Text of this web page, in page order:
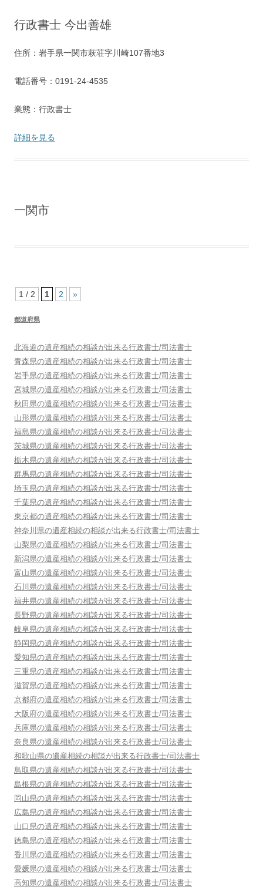
行政書士 今出善雄
住所：岩手県一関市萩荘字川崎107番地3
電話番号：0191-24-4535
業態：行政書士
詳細を見る
一関市
1 / 2 1 2 »
都道府県
北海道の遺産相続の相談が出来る行政書士/司法書士
青森県の遺産相続の相談が出来る行政書士/司法書士
岩手県の遺産相続の相談が出来る行政書士/司法書士
宮城県の遺産相続の相談が出来る行政書士/司法書士
秋田県の遺産相続の相談が出来る行政書士/司法書士
山形県の遺産相続の相談が出来る行政書士/司法書士
福島県の遺産相続の相談が出来る行政書士/司法書士
茨城県の遺産相続の相談が出来る行政書士/司法書士
栃木県の遺産相続の相談が出来る行政書士/司法書士
群馬県の遺産相続の相談が出来る行政書士/司法書士
埼玉県の遺産相続の相談が出来る行政書士/司法書士
千葉県の遺産相続の相談が出来る行政書士/司法書士
東京都の遺産相続の相談が出来る行政書士/司法書士
神奈川県の遺産相続の相談が出来る行政書士/司法書士
山梨県の遺産相続の相談が出来る行政書士/司法書士
新潟県の遺産相続の相談が出来る行政書士/司法書士
富山県の遺産相続の相談が出来る行政書士/司法書士
石川県の遺産相続の相談が出来る行政書士/司法書士
福井県の遺産相続の相談が出来る行政書士/司法書士
長野県の遺産相続の相談が出来る行政書士/司法書士
岐阜県の遺産相続の相談が出来る行政書士/司法書士
静岡県の遺産相続の相談が出来る行政書士/司法書士
愛知県の遺産相続の相談が出来る行政書士/司法書士
三重県の遺産相続の相談が出来る行政書士/司法書士
滋賀県の遺産相続の相談が出来る行政書士/司法書士
京都府の遺産相続の相談が出来る行政書士/司法書士
大阪府の遺産相続の相談が出来る行政書士/司法書士
兵庫県の遺産相続の相談が出来る行政書士/司法書士
奈良県の遺産相続の相談が出来る行政書士/司法書士
和歌山県の遺産相続の相談が出来る行政書士/司法書士
鳥取県の遺産相続の相談が出来る行政書士/司法書士
島根県の遺産相続の相談が出来る行政書士/司法書士
岡山県の遺産相続の相談が出来る行政書士/司法書士
広島県の遺産相続の相談が出来る行政書士/司法書士
山口県の遺産相続の相談が出来る行政書士/司法書士
徳島県の遺産相続の相談が出来る行政書士/司法書士
香川県の遺産相続の相談が出来る行政書士/司法書士
愛媛県の遺産相続の相談が出来る行政書士/司法書士
高知県の遺産相続の相談が出来る行政書士/司法書士